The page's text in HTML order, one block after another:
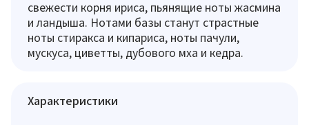
свежести корня ириса, пьянящие ноты жасмина
и ландыша. Нотами базы станут страстные
ноты стиракса и кипариса, ноты пачули,
мускуса, циветты, дубового мха и кедра.
Характеристики